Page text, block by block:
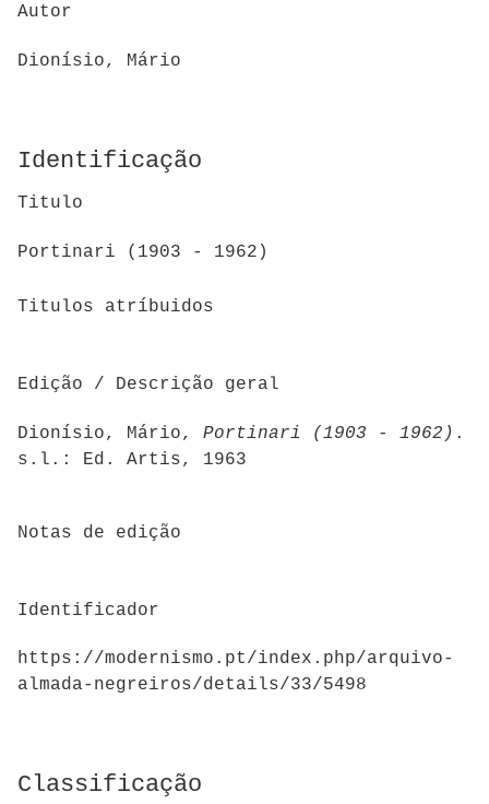
Autor
Dionísio, Mário
Identificação
Titulo
Portinari (1903 - 1962)
Titulos atríbuidos
Edição / Descrição geral
Dionísio, Mário, Portinari (1903 - 1962) .
s.l.: Ed. Artis, 1963
Notas de edição
Identificador
https://modernismo.pt/index.php/arquivo-
almada-negreiros/details/33/5498
Classificação